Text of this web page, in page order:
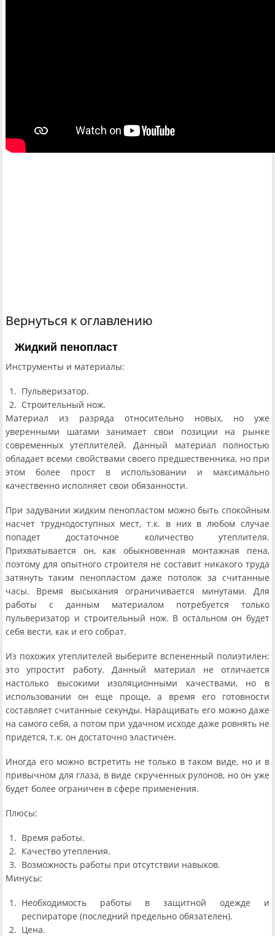
Вернуться к оглавлению
Жидкий пенопласт
Инструменты и материалы:
Пульверизатор.
Строительный нож.
Материал из разряда относительно новых, но уже
уверенными шагами занимает свои позиции на рынке
современных утеплителей. Данный материал полностью
обладает всеми свойствами своего предшественника, но при
этом более прост в использовании и максимально
качественно исполняет свои обязанности.
При задувании жидким пенопластом можно быть спокойным
насчет труднодоступных мест, т.к. в них в любом случае
попадет достаточное количество утеплителя.
Прихватывается он, как обыкновенная монтажная пена,
поэтому для опытного строителя не составит никакого труда
затянуть таким пенопластом даже потолок за считанные
часы. Время высыхания ограничивается минутами. Для
работы с данным материалом потребуется только
пульверизатор и строительный нож. В остальном он будет
себя вести, как и его собрат.
Из похожих утеплителей выберите вспененный полиэтилен:
это упростит работу. Данный материал не отличается
настолько высокими изоляционными качествами, но в
использовании он еще проще, а время его готовности
составляет считанные секунды. Наращивать его можно даже
на самого себя, а потом при удачном исходе даже ровнять не
придется, т.к. он достаточно эластичен.
Иногда его можно встретить не только в таком виде, но и в
привычном для глаза, в виде скрученных рулонов, но он уже
будет более ограничен в сфере применения.
Плюсы:
Время работы.
Качество утепления.
Возможность работы при отсутствии навыков.
Минусы:
Необходимость работы в защитной одежде и
респираторе (последний предельно обязателен).
Цена.